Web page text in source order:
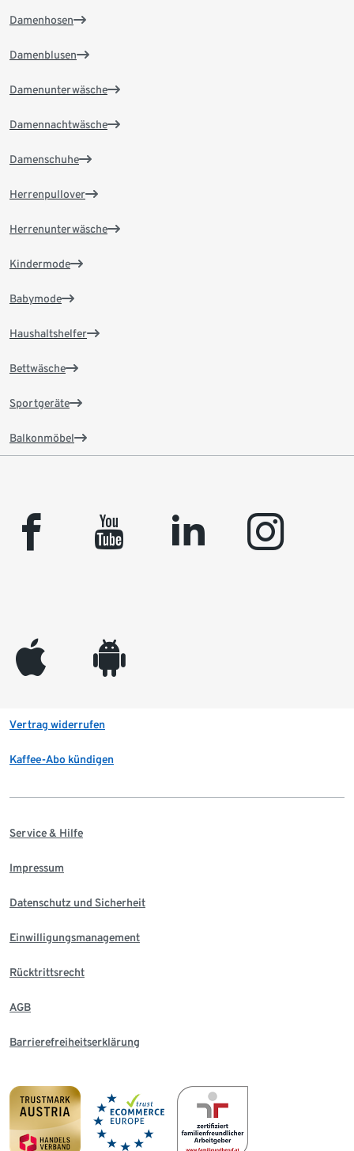
Damenhosen
Damenblusen
Damenunterwäsche
Damennachtwäsche
Damenschuhe
Herrenpullover
Herrenunterwäsche
Kindermode
Babymode
Haushaltshelfer
Bettwäsche
Sportgeräte
Balkonmöbel
facebook youtube linkedin instagram
appleinc android
Vertrag widerrufen
Kaffee-Abo kündigen
Service & Hilfe
Impressum
Datenschutz und Sicherheit
Einwilligungsmanagement
Rücktrittsrecht
AGB
Barrierefreiheitserklärung